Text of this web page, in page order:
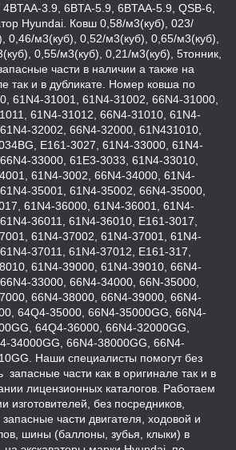
3.9, 6BTA-5.9, 6BTAA-5.9, QSB-6,
Hyundai. Ковш 0,58/м3(куб), 023/
0,46/м3(куб), 0,52/м3(куб), 0,65/м3(куб),
0,55/м3(куб), 0,21/м3(куб), 5тонник,
части в наличии а также на
так и в дубликате. Номер ковша по
61N4-31001, 61N4-31002, 66N4-31000,
61N4-31012, 66N4-31010, 61N4-
32002, 66N4-32000, 61N431010,
E161-3027, 61N4-33000, 61N4-
33000, 61E3-3033, 61N4-33010,
61N4-3002, 66N4-34000, 61N4-
35001, 61N4-35002, 66N4-35000,
61N4-36000, 61N4-36001, 61N4-
36011, 61N4-36010, E161-3017,
61N4-37002, 61N4-37001, 61N4-
37011, 61N4-37012, E161-317,
61N4-39000, 61N4-39010, 66N4-
33000, 66N4-34000, 66N-35000,
66N4-38000, 66N4-39000, 66N4-
64Q4-35000, 66N4-35000GG, 66N4-
64Q4-36000, 66N4-32000GG,
34000GG, 66N4-38000GG, 66N4-
Наши специалисты помогут без
части как в оригинале так и в
лицензионных каталогов. Работаем
изготовителей, без посредников,
части двигателя, ходовой и
шины (баллоны, зубья, клыки) в